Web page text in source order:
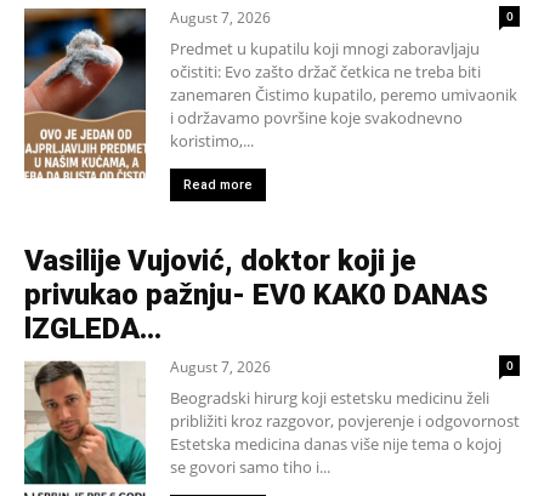
August 7, 2026 0
Predmet u kupatilu koji mnogi zaboravljaju
očistiti: Evo zašto držač četkica ne treba biti
zanemaren Čistimo kupatilo, peremo umivaonik
i održavamo površine koje svakodnevno
koristimo,...
Read more
Vasilije Vujović, doktor koji je
privukao pažnju- EV0 KAK0 DANAS
lZGLEDA…
August 7, 2026 0
Beogradski hirurg koji estetsku medicinu želi
približiti kroz razgovor, povjerenje i odgovornost
Estetska medicina danas više nije tema o kojoj
se govori samo tiho i...